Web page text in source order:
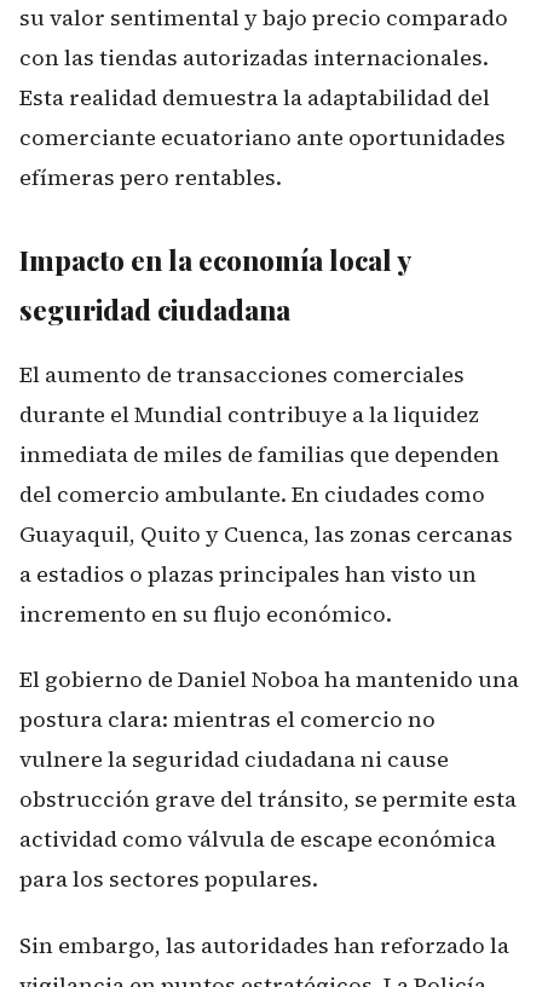
su valor sentimental y bajo precio comparado
con las tiendas autorizadas internacionales.
Esta realidad demuestra la adaptabilidad del
comerciante ecuatoriano ante oportunidades
efímeras pero rentables.
Impacto en la economía local y
seguridad ciudadana
El aumento de transacciones comerciales
durante el Mundial contribuye a la liquidez
inmediata de miles de familias que dependen
del comercio ambulante. En ciudades como
Guayaquil, Quito y Cuenca, las zonas cercanas
a estadios o plazas principales han visto un
incremento en su flujo económico.
El gobierno de Daniel Noboa ha mantenido una
postura clara: mientras el comercio no
vulnere la seguridad ciudadana ni cause
obstrucción grave del tránsito, se permite esta
actividad como válvula de escape económica
para los sectores populares.
Sin embargo, las autoridades han reforzado la